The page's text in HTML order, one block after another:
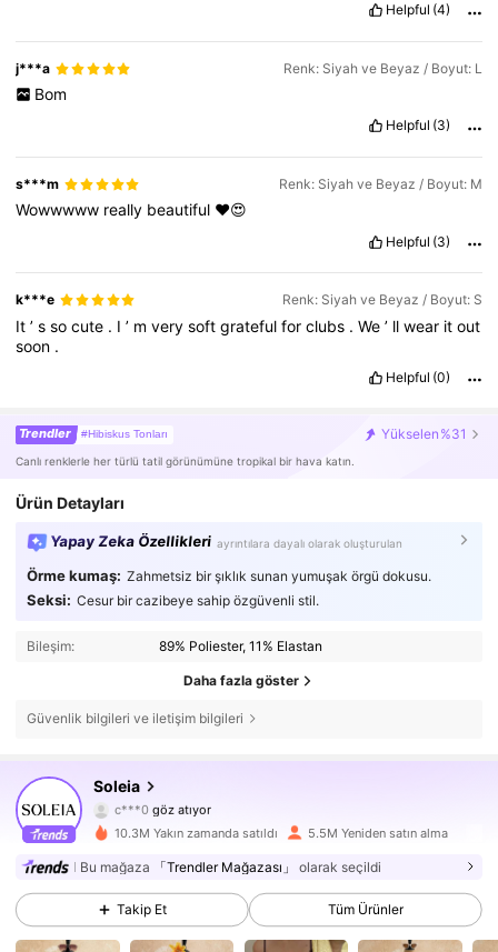
Helpful (4)
j***a Renk: Siyah ve Beyaz / Boyut: L
Bom
Helpful (3)
s***m Renk: Siyah ve Beyaz / Boyut: M
Wowwwww really beautiful ❤️😍
Helpful (3)
k***e Renk: Siyah ve Beyaz / Boyut: S
It’ssocute . I’ mverysoftgratefulforclubs .We’ llwear itout
soon .
Helpful (0)
Trendler #Hibiskus Tonları Yükselen %31
Canlı renklerle her türlü tatil görünümüne tropikal bir hava katın.
Ürün Detayları
Yapay Zeka Özellikleri ayrıntılara dayalı olarak oluşturulan
Örme kumaş: Zahmetsiz bir şıklık sunan yumuşak örgü dokusu.
Seksi: Cesur bir cazibeye sahip özgüvenli stil.
Bileşim: 89% Poliester, 11% Elastan
Daha fazla göster
Güvenlik bilgileri ve iletişim bilgileri
Soleia
c***0göz atıyor
4,82
2.4M Takipçiler
4,82 2.4M Takipçiler
10.3M Yakın zamanda satıldı 5.5M Yeniden satın alma
Bu mağaza 「Trendler Mağazası」 olarak seçildi
Takip Et Tüm Ürünler